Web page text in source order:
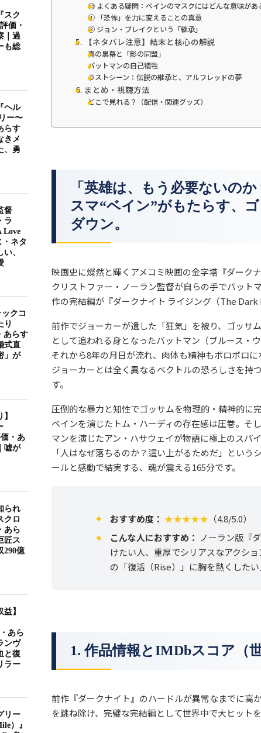
🧐 よくある疑問：ベインのマスクにはどんな意味があ
① 「恐怖」を力に変えることの真意
② ジョン・ブレイクという「継承」
5. 【ネタバレ注意】結末と核心の解説
真の黒幕と「影の同盟」
バットマンの自己犠牲
ラストシーン：伝説の継承と、アルフレッドの夢
6. まとめ・視聴方法
どこで見れる？（配信・関連グッズ）
「英雄は、もう必要ないの
スマ“ベイン”がもたらす、
ダウン。
映画史に燦然と輝くアメコミ映画の金字塔『ダーク
クリストファー・ノーラン監督が自らの手でバット
作の完結編が『ダークナイト ライジング（The Dark
前作でジョーカーが遺した「狂気」を被り、ゴッサ
として追われる身となったバットマン（ブルース・ウ
それから8年の月日が流れ、肉体も精神もボロボロに
ジョーカーとは全く異なるベクトルの恐ろしさを持
す。
圧倒的な暴力と知性でゴッサムを物理的・精神的に
ベインを演じたトム・ハーディの存在感は圧巻。そ
マンを演じたアン・ハサウェイが物語に極上のスパ
「人はなぜ落ちるのか？這い上がるためだ」とい
ールと感動で結実する、魂が震える165分です。
おすすめ度： ★★★★★ （4.8/5.0）
こんな人におすすめ： ノーラン版『
けたい人、重厚でシリアスなアクシ
の「復活（Rise）」に胸を熱くしたい
1. 作品情報とIMDbスコア（
前作『ダークナイト』のハードルが異常なまでに高
を跳ね除け、完璧な完結編として世界中で大ヒット
スク
価・
｜過
も総
ヘル
ー〜
らす
きメ
、勇
督
ラ
Love
ネタ
、
ックコ
り
あらす
式直
」が
・あ
嘘が
られ
クロ
あら
匠ス
290億
】
あら
ンヴ
と復
ラー
リー
）』